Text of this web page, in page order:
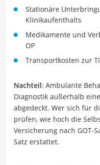
Stationäre
Klinikaufenthalts
Medikamente und
OP
Transportkosten zur
Nachteil: Ambulante
Diagnostik außerhalb
abgedeckt. Wer sich für
prüfen, wie hoch die
Versicherung nach GOT-
Satz erstattet.